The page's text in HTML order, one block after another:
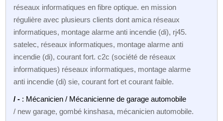
réseaux informatiques en fibre optique. en mission
régulière avec plusieurs clients dont amica réseaux
informatiques, montage alarme anti incendie (di), rj45.
satelec, réseaux informatiques, montage alarme anti
incendie (di), courant fort. c2c (société de réseaux
informatiques) réseaux informatiques, montage alarme
anti incendie (di) sie, courant fort et courant faible.
/ - : Mécanicien / Mécanicienne de garage automobile
/ new garage, gombé kinshasa, mécanicien automobile.